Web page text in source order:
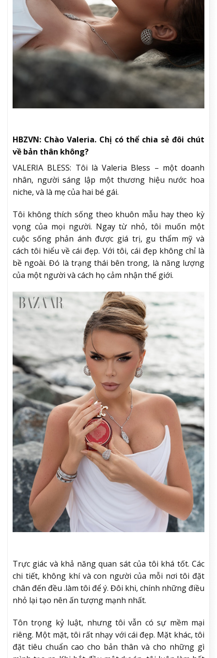
HBZVN: Chào Valeria. Chị có thể chia sẻ đôi chút
về bản thân không?
VALERIA BLESS: Tôi là Valeria Bless – một doanh
nhân, người sáng lập một thương hiệu nước hoa
niche, và là mẹ của hai bé gái.
Tôi không thích sống theo khuôn mẫu hay theo kỳ
vọng của mọi người. Ngay từ nhỏ, tôi muốn một
cuộc sống phản ánh được giá trị, gu thẩm mỹ và
cách tôi hiểu về cái đẹp. Với tôi, cái đẹp không chỉ là
bề ngoài. Đó là trạng thái bên trong, là năng lượng
của một người và cách họ cảm nhận thế giới.
Trực giác và khả năng quan sát của tôi khá tốt. Các
chi tiết, không khí và con người của mỗi nơi tôi đặt
chân đến đều .làm tôi để ý. Đôi khi, chính những điều
nhỏ lại tạo nên ấn tượng mạnh nhất.
Tôn trọng kỷ luật, nhưng tôi vẫn có sự mềm mại
riêng. Một mặt, tôi rất nhạy với cái đẹp. Mặt khác, tôi
đặt tiêu chuẩn cao cho bản thân và cho những gì